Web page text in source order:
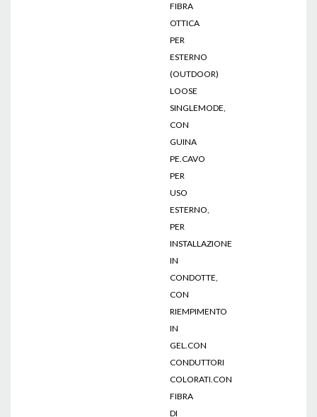
FIBRA
OTTICA
PER
ESTERNO
(OUTDOOR)
LOOSE
SINGLEMODE,
CON
GUINA
PE.CAVO
PER
USO
ESTERNO,
PER
INSTALLAZIONE
IN
CONDOTTE,
CON
RIEMPIMENTO
IN
GEL.CON
CONDUTTORI
COLORATI.CON
FIBRA
DI